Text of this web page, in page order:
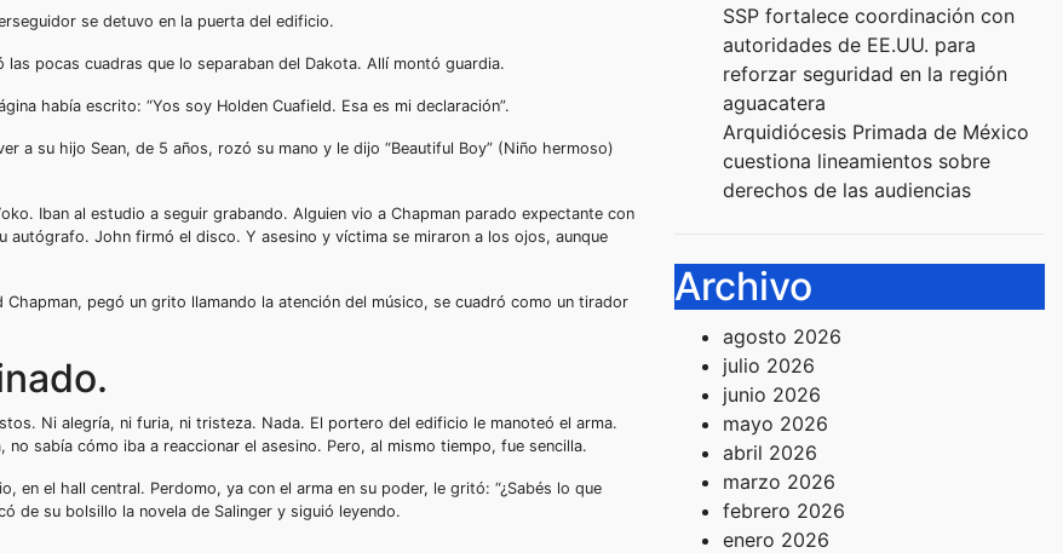
se detuvo en la puerta del edificio.
pocas cuadras que lo separaban del Dakota. Allí montó guardia.
había escrito: “Yos soy Holden Cuafield. Esa es mi declaración”.
a su hijo Sean, de 5 años, rozó su mano y le dijo “Beautiful Boy” (Niño hermoso)
Iban al estudio a seguir grabando. Alguien vio a Chapman parado expectante con
autógrafo. John firmó el disco. Y asesino y víctima se miraron a los ojos, aunque
pegó un grito llamando la atención del músico, se cuadró como un tirador
Ni alegría, ni furia, ni tristeza. Nada. El portero del edificio le manoteó el arma.
sabía cómo iba a reaccionar el asesino. Pero, al mismo tiempo, fue sencilla.
en el hall central. Perdomo, ya con el arma en su poder, le gritó: “¿Sabés lo que
de su bolsillo la novela de Salinger y siguió leyendo.
SSP fortalece coordinación con
autoridades de EE.UU. para
reforzar seguridad en la región
aguacatera
Arquidiócesis Primada de México
cuestiona lineamientos sobre
derechos de las audiencias
Archivo
agosto 2026
julio 2026
junio 2026
mayo 2026
abril 2026
marzo 2026
febrero 2026
enero 2026